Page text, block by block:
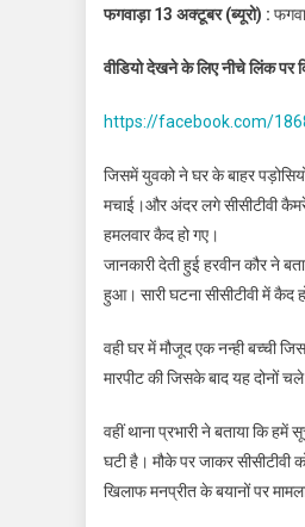
फगवाड़ा 13 अक्टूबर (ब्यूरो) :
वीडियो देखने के लिए नीचे लिंक पर
https://facebook.com/
जिसमें युवको ने घर के बाहर
मचाई।और अंदर लगे सीसीटीवी
हमलवार कैद हो गए।
जानकारी देती हुई हरवीन कौर ने
हुआ। सारी घटना सीसीटीवी में
वही घर में मौजूद एक नन्ही बच्ची
मारपीट की जिसके बाद यह दोनों
वहीं थाना प्रभारी ने बताया कि
घटी है। मौके पर जाकर
खिलाफ मनप्रीत के बयानों पर